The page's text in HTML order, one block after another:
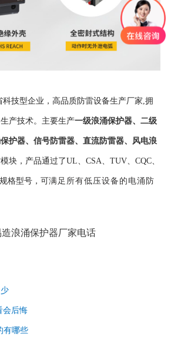
技型企业，高品质防雷设备生产厂家,拥
产技术。主要生产一级浪涌保护器、 二级
护器、 信号防雷器、 直流防雷器、 风电浪
块，产品通过了UL、CSA、TUV、CQC、
格型号，可满足所有低压设备的电涌防
后悔
有哪些